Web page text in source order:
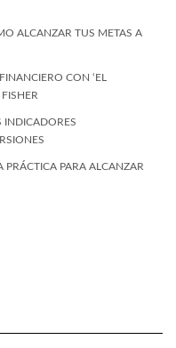
ALCANZAR TUS METAS A
CON ‘EL
INDICADORES
PARA ALCANZAR